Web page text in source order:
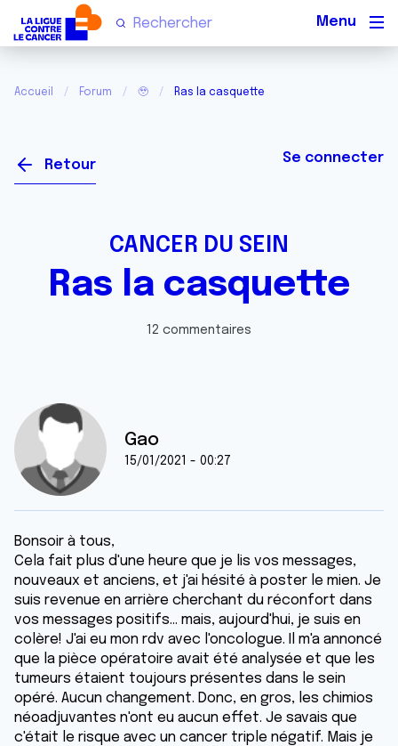
Accueil Forum 🥹 Ras la casquette
Retour Se connecter
CANCER DU SEIN
Ras la casquette
12 commentaires
Gao
15/01/2021 - 00:27
Bonsoir à tous,
Cela fait plus d'une heure que je lis vos messages,
nouveaux et anciens, et j'ai hésité à poster le mien. Je
suis revenue en arrière cherchant du réconfort dans
vos messages positifs... mais, aujourd'hui, je suis en
colère! J'ai eu mon rdv avec l'oncologue. Il m'a annoncé
que la pièce opératoire avait été analysée et que les
tumeurs étaient toujours présentes dans le sein
opéré. Aucun changement. Donc, en gros, les chimios
néoadjuvantes n'ont eu aucun effet. Je savais que
c'était le risque avec un cancer triple négatif. Mais je